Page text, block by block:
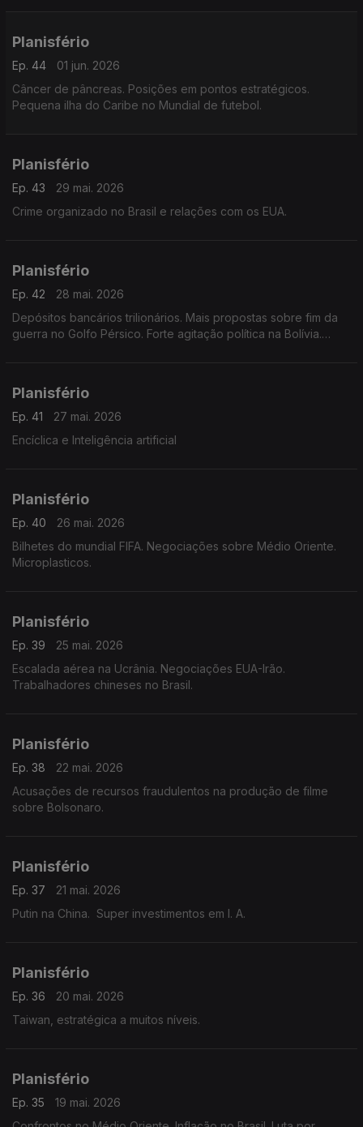
Planisfério
Ep. 44
01 jun. 2026
Câncer de pâncreas. Posições em pontos estratégicos.
Pequena ilha do Caribe no Mundial de futebol.
Planisfério
Ep. 43
29 mai. 2026
Crime organizado no Brasil e relações com os EUA.
Planisfério
Ep. 42
28 mai. 2026
Depósitos bancários trilionários. Mais propostas sobre fim da
guerra no Golfo Pérsico. Forte agitação política na Bolívia.
Planisfério
Ep. 41
27 mai. 2026
Encíclica e Inteligência artificial
Planisfério
Ep. 40
26 mai. 2026
Bilhetes do mundial FIFA. Negociações sobre Médio Oriente.
Microplasticos.
Planisfério
Ep. 39
25 mai. 2026
Escalada aérea na Ucrânia. Negociações EUA-Irão.
Trabalhadores chineses no Brasil.
Planisfério
Ep. 38
22 mai. 2026
Acusações de recursos fraudulentos na produção de filme
sobre Bolsonaro.
Planisfério
Ep. 37
21 mai. 2026
Putin na China. Super investimentos em I. A.
Planisfério
Ep. 36
20 mai. 2026
Taiwan, estratégica a muitos níveis.
Planisfério
Ep. 35
19 mai. 2026